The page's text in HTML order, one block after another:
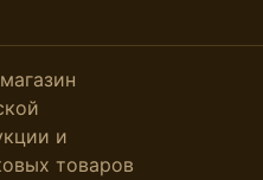
и
товаров